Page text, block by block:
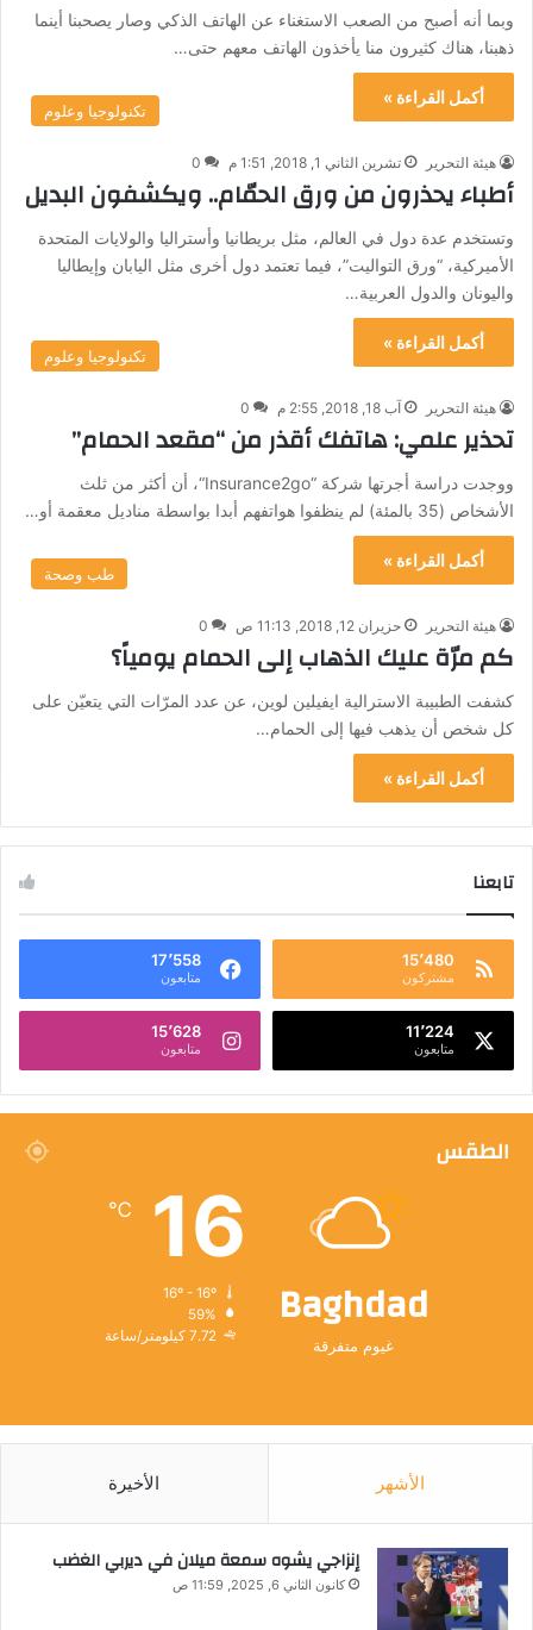
وبما أنه أصبح من الصعب الاستغناء عن الهاتف الذكي وصار يصحبنا أينما
ذهبنا، هناك كثيرون منا يأخذون الهاتف معهم حتى…
أكمل القراءة »
تكنولوجيا وعلوم
هيئة التحرير تشرين الثاني 1, 2018, 1:51 م 0
أطباء يحذرون من ورق الحمّام.. ويكشفون البديل
وتستخدم عدة دول في العالم، مثل بريطانيا وأستراليا والولايات المتحدة
الأميركية، “ورق التواليت”، فيما تعتمد دول أخرى مثل اليابان وإيطاليا
واليونان والدول العربية…
أكمل القراءة »
تكنولوجيا وعلوم
هيئة التحرير آب 18, 2018, 2:55 م 0
تحذير علمي: هاتفك أقذر من “مقعد الحمام”
ووجدت دراسة أجرتها شركة “Insurance2go“، أن أكثر من ثلث
الأشخاص (35 بالمئة) لم ينظفوا هواتفهم أبدا بواسطة مناديل معقمة أو…
أكمل القراءة »
طب وصحة
هيئة التحرير حزيران 12, 2018, 11:13 ص 0
كم مرّة عليك الذهاب إلى الحمام يومياً؟
كشفت الطبيبة الاسترالية ايفيلين لوين، عن عدد المرّات التي يتعيّن على
كل شخص أن يذهب فيها إلى الحمام…
أكمل القراءة »
تابعنا
15٬480
مشتركون
17٬558
متابعون
11٬224
متابعون
15٬628
متابعون
الطقس
Baghdad
غيوم متفرقة
16
℃
59%
7.72 كيلومتر/ساعة
الأشهر الأخيرة
إنزاجي يشوه سمعة ميلان في ديربي الغضب
كانون الثاني 6, 2025, 11:59 ص